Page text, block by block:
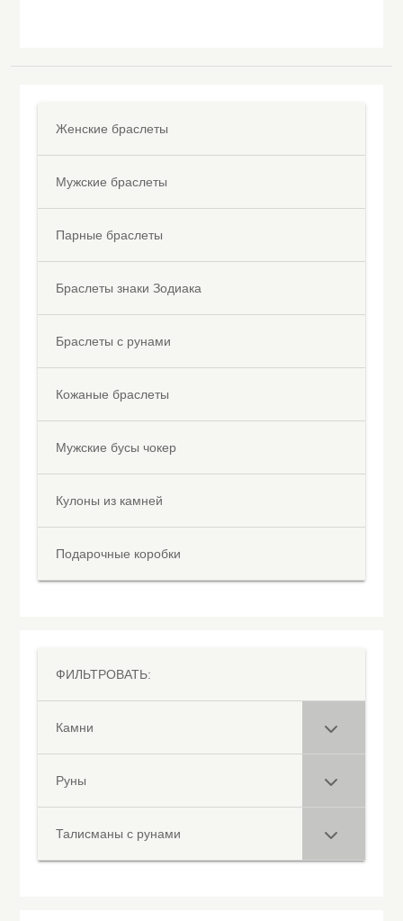
Женские браслеты
Мужские браслеты
Парные браслеты
Браслеты знаки Зодиака
Браслеты с рунами
Кожаные браслеты
Мужские бусы чокер
Кулоны из камней
Подарочные коробки
ФИЛЬТРОВАТЬ:
Камни
Руны
Талисманы с рунами